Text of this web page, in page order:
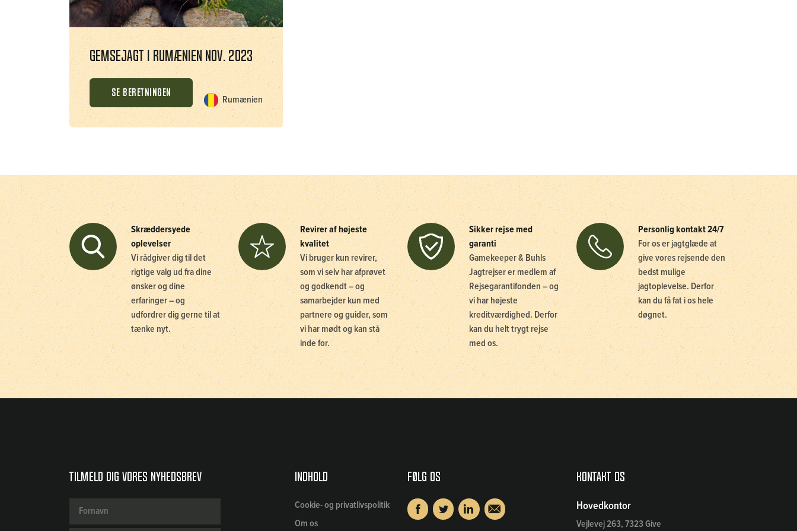
Gemsejagt i Rumænien Nov. 2023
SE BERETNINGEN
Rumænien
Skræddersyede
oplevelser
Vi rådgiver dig til det
rigtige valg ud fra dine
ønsker og dine
erfaringer – og
udfordrer dig gerne til at
tænke nyt.
Revirer af højeste
kvalitet
Vi bruger kun revirer,
som vi selv har afprøvet
og godkendt – og
samarbejder kun med
partnere og guider, som
vi har mødt og kan stå
inde for.
Sikker rejse med
garanti
Gamekeeper & Buhls
Jagtrejser er medlem af
Rejsegarantifonden – og
vi har højeste
kreditværdighed. Derfor
kan du helt trygt rejse
med os.
Personlig kontakt 24/7
For os er jagtglæde at
give vores rejsende den
bedst mulige
jagtoplevelse. Derfor
kan du få fat i os hele
døgnet.
Tilmeld dig vores nyhedsbrev Indhold
Cookie- og privatlivspolitik
Om os
Følg os Kontakt os
Hovedkontor
Vejlevej 263, 7323 Give